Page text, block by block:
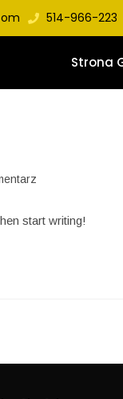
514-966-223
Strona
start writing!